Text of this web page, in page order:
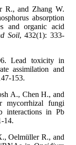
and Zhang W.
absorption
and organic acid
Soil, 432(1): 333-
Lead toxicity in
assimilation and
A., Chen H., and
mycorrhizal fungi
interactions in Pb
Oelmüller R., and